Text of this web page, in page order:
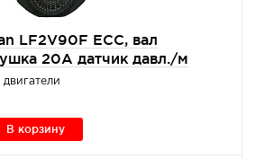
LF2V90F ECC, вал
20А датчик давл./м
В корзину